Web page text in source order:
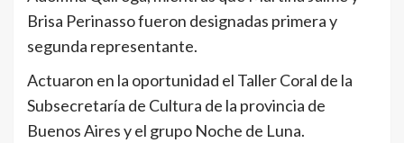
Brisa Perinasso fueron designadas primera y
segunda representante.
Actuaron en la oportunidad el Taller Coral de la
Subsecretaría de Cultura de la provincia de
Buenos Aires y el grupo Noche de Luna.